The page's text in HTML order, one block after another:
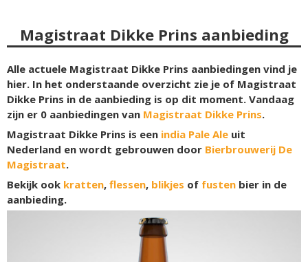
Magistraat Dikke Prins aanbieding
Alle actuele Magistraat Dikke Prins aanbiedingen vind je
hier. In het onderstaande overzicht zie je of Magistraat
Dikke Prins in de aanbieding is op dit moment. Vandaag
zijn er 0 aanbiedingen van Magistraat Dikke Prins.
Magistraat Dikke Prins is een india Pale Ale uit
Nederland en wordt gebrouwen door Bierbrouwerij De
Magistraat.
Bekijk ook kratten, flessen, blikjes of fusten bier in de
aanbieding.